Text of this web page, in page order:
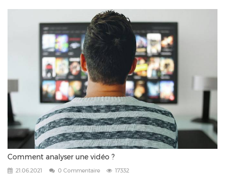
Comment analyser une vidéo ?
21.06.2021 0 Commentaire 17332